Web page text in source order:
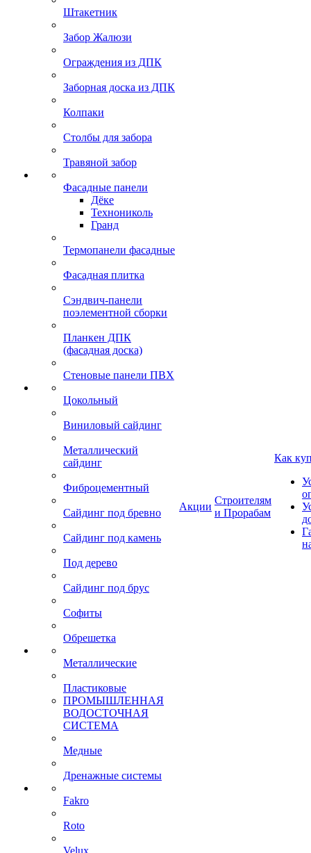
Штакетник
Забор Жалюзи
Ограждения из ДПК
Заборная доска из ДПК
Колпаки
Столбы для забора
Травяной забор
Фасадные панели
Дёке
Технониколь
Гранд
Термопанели фасадные
Фасадная плитка
Сэндвич-панели
поэлементной сборки
Планкен ДПК
(фасадная доска)
Стеновые панели ПВХ
Цокольный
Виниловый сайдинг
Металлический
сайдинг
Фиброцементный
Сайдинг под бревно
Сайдинг под камень
Под дерево
Сайдинг под брус
Софиты
Обрешетка
Металлические
Пластиковые
ПРОМЫШЛЕННАЯ
ВОДОСТОЧНАЯ
СИСТЕМА
Медные
Дренажные системы
Fakro
Roto
Velux
Акции
Строителям
и Прорабам
Как